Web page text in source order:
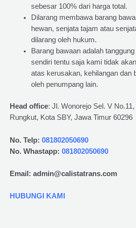
sebesar 100% dari harga total.
Dilarang membawa barang
hewan, senjata tajam atau
dilarang oleh hukum.
Barang bawaan adalah
sendiri tentu saja kami tidak
atas kerusakan, kehilangan dan
oleh penumpang lain.
Head office: Jl. Wonorejo Sel. V
Rungkut, Kota SBY, Jawa Timur 60296
No. Telp: 081802050690
No. Whastapp: 081802050690
Email: admin@calistatrans.com
HUBUNGI KAMI